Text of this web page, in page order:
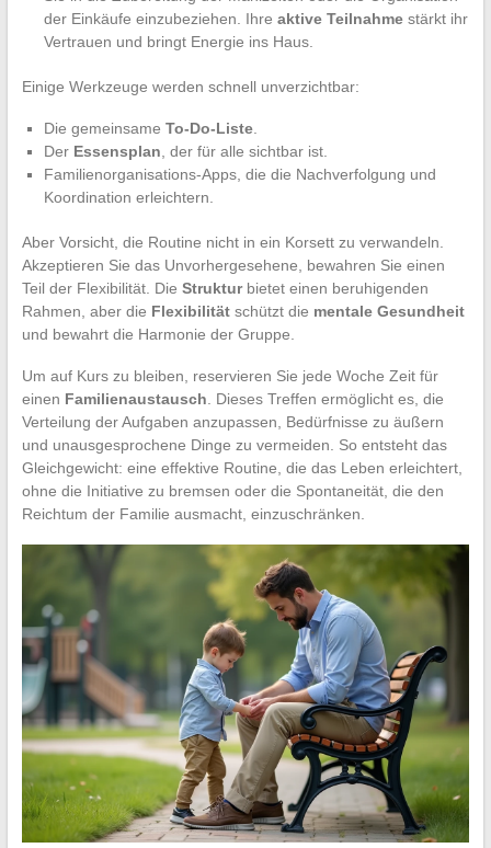
der Einkäufe einzubeziehen. Ihre aktive Teilnahmestärkt ihr
Vertrauen und bringt Energie ins Haus.
Einige Werkzeuge werden schnell unverzichtbar:
Die gemeinsame To-Do-Liste.
Der Essensplan , der für alle sichtbar ist.
Familienorganisations-Apps, die die Nachverfolgung und
Koordination erleichtern.
Aber Vorsicht, die Routine nicht in ein Korsett zu verwandeln.
Akzeptieren Sie das Unvorhergesehene, bewahren Sie einen
Teil der Flexibilität. Die Strukturbietet einen beruhigenden
Rahmen, aber die Flexibilitätschützt die mentale Gesundheit
und bewahrt die Harmonie der Gruppe.
Um auf Kurs zu bleiben, reservieren Sie jede Woche Zeit für
einen Familienaustausch . Dieses Treffen ermöglicht es, die
Verteilung der Aufgaben anzupassen, Bedürfnisse zu äußern
und unausgesprochene Dinge zu vermeiden. So entsteht das
Gleichgewicht: eine effektive Routine, die das Leben erleichtert,
ohne die Initiative zu bremsen oder die Spontaneität, die den
Reichtum der Familie ausmacht, einzuschränken.